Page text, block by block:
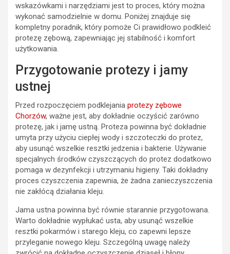
wskazówkami i narzędziami jest to proces, który można
wykonać samodzielnie w domu. Poniżej znajduje się
kompletny poradnik, który pomoże Ci prawidłowo podkleić
protezę zębową, zapewniając jej stabilność i komfort
użytkowania.
Przygotowanie protezy i jamy
ustnej
Przed rozpoczęciem podklejania protezy zębowe
Chorzów, ważne jest, aby dokładnie oczyścić zarówno
protezę, jak i jamę ustną. Proteza powinna być dokładnie
umyta przy użyciu ciepłej wody i szczoteczki do protez,
aby usunąć wszelkie resztki jedzenia i bakterie. Używanie
specjalnych środków czyszczących do protez dodatkowo
pomaga w dezynfekcji i utrzymaniu higieny. Taki dokładny
proces czyszczenia zapewnia, że żadna zanieczyszczenia
nie zakłócą działania kleju.
Jama ustna powinna być równie starannie przygotowana.
Warto dokładnie wypłukać usta, aby usunąć wszelkie
resztki pokarmów i starego kleju, co zapewni lepsze
przyleganie nowego kleju. Szczególną uwagę należy